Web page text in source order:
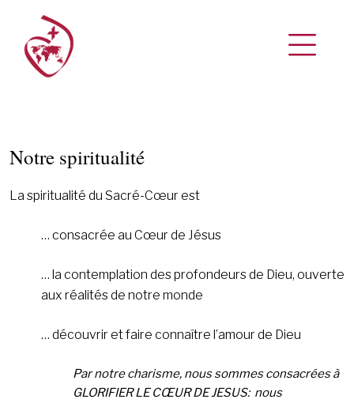
Notre spiritualité
La spiritualité du Sacré-Cœur est
… consacrée au Cœur de Jésus
… la contemplation des profondeurs de Dieu, ouverte
aux réalités de notre monde
… découvrir et faire connaître l’amour de Dieu
Par notre charisme, nous sommes consacrées à
GLORIFIER LE CŒUR DE JESUS: nous